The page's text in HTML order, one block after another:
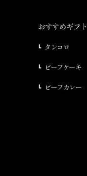
おすすめギフト
タンコロ
ビーフケーキ
ビーフカレー